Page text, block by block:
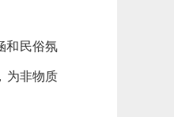
和民俗氛
为非物质